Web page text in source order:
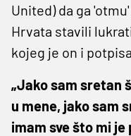
United) da ga
Hrvata stavili
kojeg je on i
„Jako sam sretan
u mene, jako sam
imam sve što mi